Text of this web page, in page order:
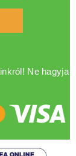
Ne hagyja